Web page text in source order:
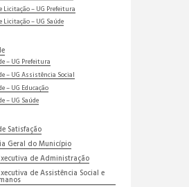
Licitação – UG Prefeitura
Licitação – UG Saúde
– UG Prefeitura
– UG Assistência Social
– UG Educação
– UG Saúde
Satisfação
Geral do Município
de Administração
de Assistência Social e